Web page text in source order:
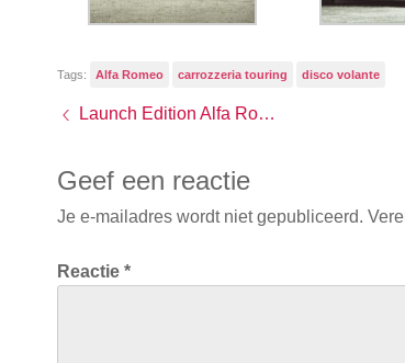
Tags: Alfa Romeo carrozzeria touring disco volante
Launch Edition Alfa Romeo 4C uitverkocht
Geef een reactie
Je e-mailadres wordt niet gepubliceerd.
Reactie *